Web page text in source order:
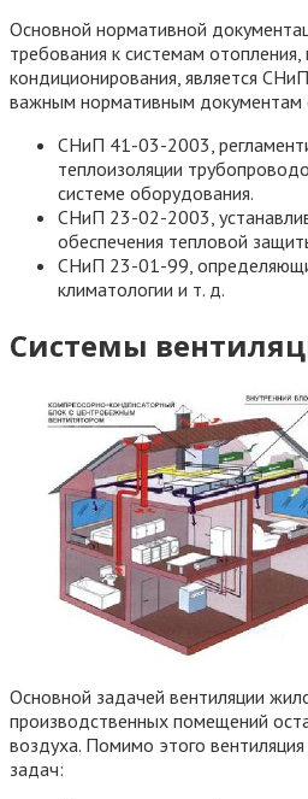
Основной нормативной
требования к системам отопления,
кондиционирования, является
важным нормативным документам
СНиП 41-03-2003,
теплоизоляции
системе оборудования.
СНиП 23-02-2003,
обеспечения тепловой
СНиП 23-01-99,
климатологии и т. д.
Системы
Основной задачей вентиляции
производственных помещений
воздуха. Помимо этого
задач: